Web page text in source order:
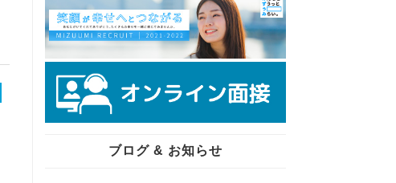
ブログ & お知らせ